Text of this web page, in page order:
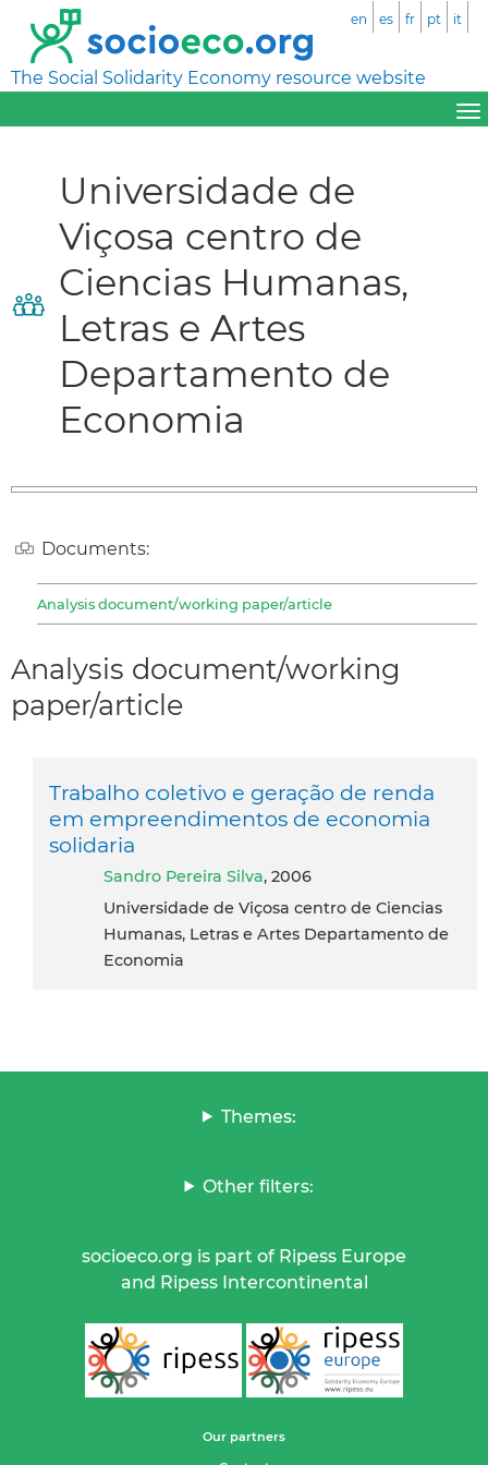
The Social Solidarity Economy resource website
en es fr pt it
Universidade de
Viçosa centro de
Ciencias Humanas,
Letras e Artes
Departamento de
Economia
Documents:
Analysis document/working paper/article
Analysis document/working
paper/article
Trabalho coletivo e geração de renda
em empreendimentos de economia
solidaria
Sandro Pereira Silva, 2006
Universidade de Viçosa centro de Ciencias
Humanas, Letras e Artes Departamento de
Economia
Themes:
Other filters:
socioeco.org is part of Ripess Europe
and Ripess Intercontinental
Our partners